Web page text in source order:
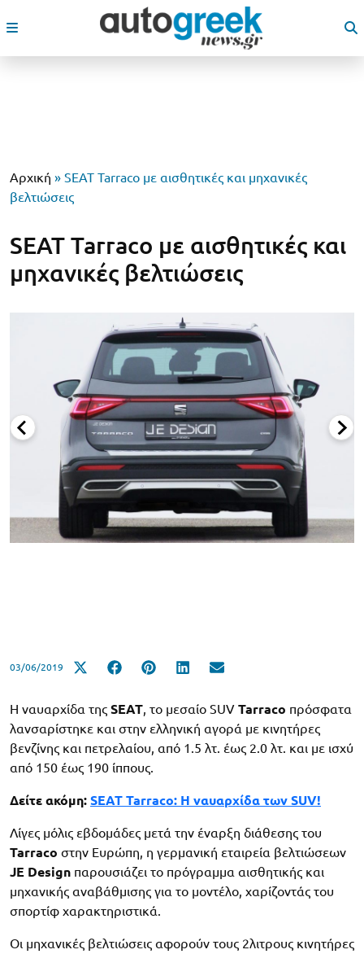
Αρχική » SEAT Tarraco με αισθητικές και μηχανικές
βελτιώσεις
SEAT Tarraco με αισθητικές και
μηχανικές βελτιώσεις
03/06/2019
Η ναυαρχίδα της SEAT, το μεσαίο SUV Tarraco πρόσφατα
λανσαρίστηκε και στην ελληνική αγορά με κινητήρες
βενζίνης και πετρελαίου, από 1.5 λτ. έως 2.0 λτ. και με ισχύ
από 150 έως 190 ίππους.
Δείτε ακόμη: SEAT Tarraco: Η ναυαρχίδα των SUV!
Λίγες μόλις εβδομάδες μετά την έναρξη διάθεσης του
Tarraco στην Ευρώπη, η γερμανική εταιρεία βελτιώσεων
JE Design παρουσιάζει το πρόγραμμα αισθητικής και
μηχανικής αναβάθμισης για το μοντέλο, χαρίζοντάς του
σπορτίφ χαρακτηριστικά.
Οι μηχανικές βελτιώσεις αφορούν τους 2λιτρους κινητήρες